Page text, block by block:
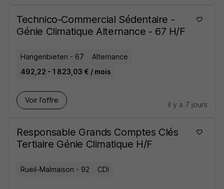
Technico-Commercial Sédentaire -
Génie Climatique Alternance - 67 H/F
Hangenbieten - 67
Alternance
492,22 - 1 823,03 € / mois
Voir l’offre
il y a 7 jours
Responsable Grands Comptes Clés
Tertiaire Génie Climatique H/F
Rueil-Malmaison - 92 CDI